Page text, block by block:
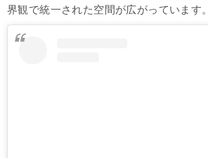
界観で統一された空間が広がっています。